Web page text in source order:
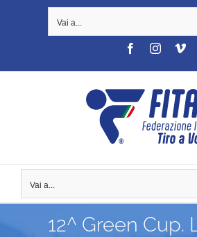
Vai a...
FacebookInstagram
Vai a...
12^ Green Cup.